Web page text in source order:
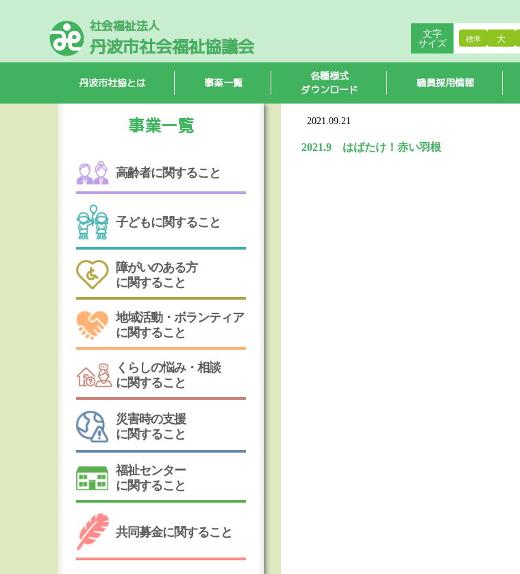
社会福祉法人
丹波市社会福祉協議会
文字
サイズ
標準 大
丹波市社協とは 事業一覧
各種様式
ダウンロード
職員採用情報
ホーム >はばたけ！赤い羽根
事業一覧
高齢者に関すること
子どもに関すること
障がいのある方
に関すること
地域活動・ボランティア
に関すること
くらしの悩み・相談
に関すること
災害時の支援
に関すること
福祉センター
に関すること
共同募金に関すること
2021.09.21
2021.9 はばたけ！赤い羽根